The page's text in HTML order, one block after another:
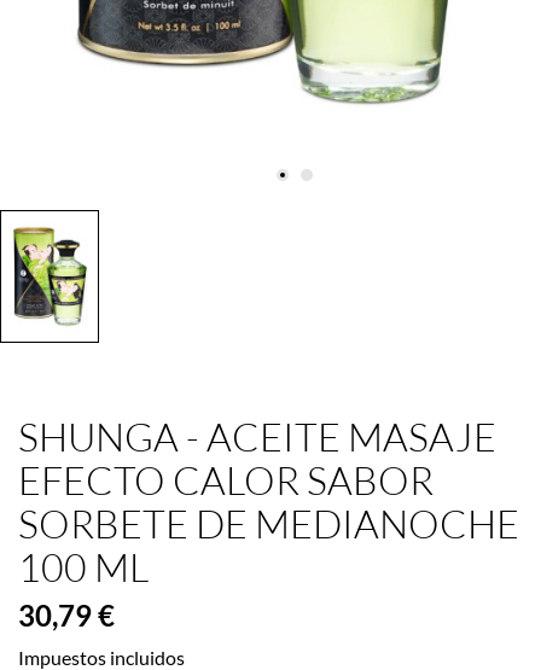
SHUNGA - ACEITE MASAJE
EFECTO CALOR SABOR
SORBETE DE MEDIANOCHE
100 ML
30,79 €
Impuestos incluidos